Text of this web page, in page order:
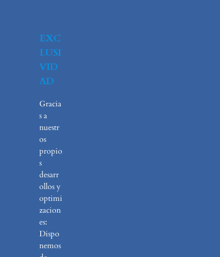
EXC
LUSI
VID
AD
Gracia
s a
nuestr
os
propio
s
desarr
ollos y
optimi
zacion
es:
Dispo
nemos